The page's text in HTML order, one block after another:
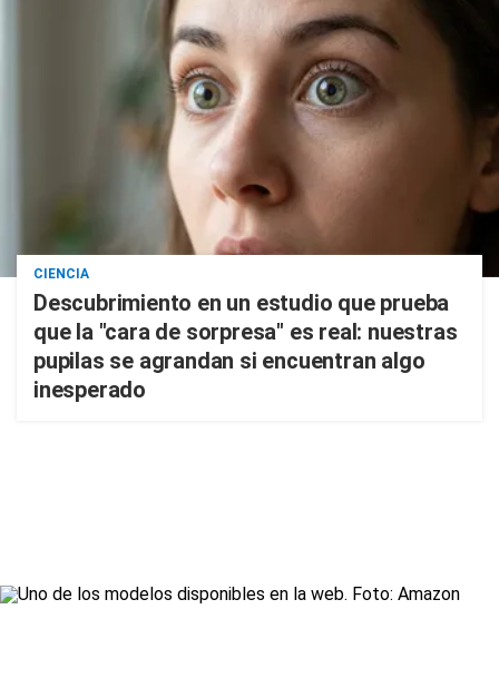
CIENCIA
Descubrimiento en un estudio que prueba
que la "cara de sorpresa" es real: nuestras
pupilas se agrandan si encuentran algo
inesperado